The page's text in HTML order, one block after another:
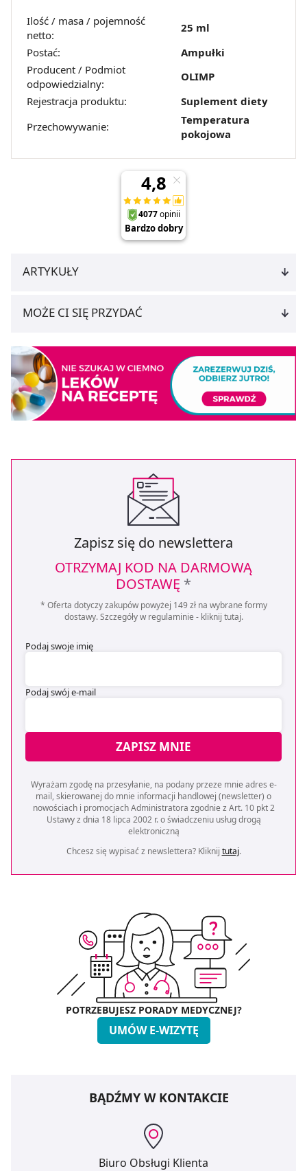
Ilość / masa / pojemność
netto:
25 ml
Postać:
Ampułki
Producent / Podmiot
odpowiedzialny:
OLIMP
Rejestracja produktu:
Suplement diety
Przechowywanie:
Temperatura
pokojowa
ARTYKUŁY
MOŻE CI SIĘ PRZYDAĆ
Zapisz się do newslettera
OTRZYMAJ KOD NA DARMOWĄ
DOSTAWĘ *
* Oferta dotyczy zakupów powyżej 149 zł na wybrane formy
dostawy. Szczegóły w regulaminie - kliknij tutaj.
Podaj swoje imię
Podaj swój e-mail
ZAPISZ MNIE
Wyrażam zgodę na przesyłanie, na podany przeze mnie adres e-
mail, skierowanej do mnie informacji handlowej (newsletter) o
nowościach i promocjach Administratora zgodnie z Art. 10 pkt 2
Ustawy z dnia 18 lipca 2002 r. o świadczeniu usług drogą
elektroniczną
Chcesz się wypisać z newslettera? Kliknij tutaj.
POTRZEBUJESZ PORADY MEDYCZNEJ?
UMÓW E-WIZYTĘ
BĄDŹMY W KONTAKCIE
Biuro Obsługi Klienta